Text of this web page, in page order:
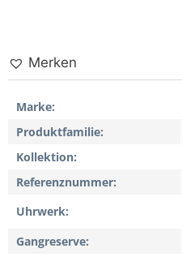
Merken
Marke
Produktfamilie
Kollektion
Referenznummer
Uhrwerk
Gangreserve